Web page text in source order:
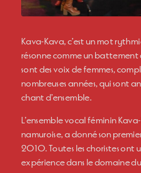
Kava-Kava, c’est un mot
résonne comme un
sont des voix de femmes,
nombreuses années, qui sont
chant d’ensemble.
L’ensemble vocal féminin
namuroise, a donné son
2010. Toutes les choristes ont
expérience dans le domaine